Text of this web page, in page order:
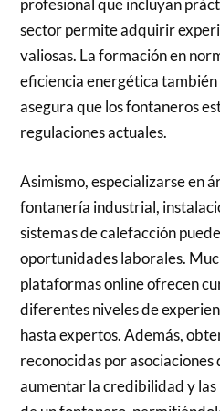
profesional que incluyan
sector permite adquirir
valiosas. La formación en
eficiencia energética
asegura que los fontaneros
regulaciones actuales.
Asimismo, especializarse en
fontanería industrial,
sistemas de calefacción
oportunidades laborales.
plataformas online ofrecen
diferentes niveles de
hasta expertos. Además,
reconocidas por asociaciones
aumentar la credibilidad y